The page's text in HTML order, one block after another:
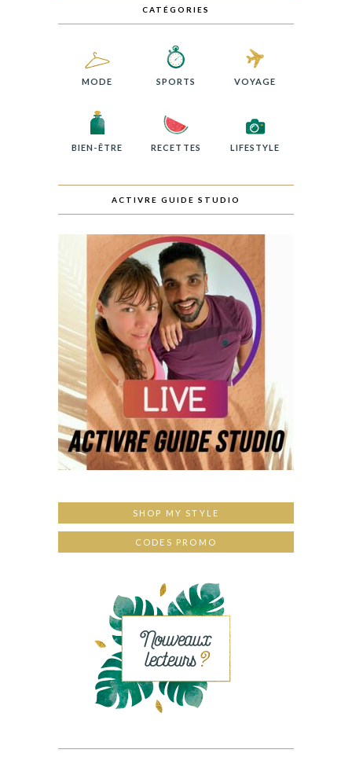
CATÉGORIES
MODE SPORTS VOYAGE
BIEN-ÊTRE RECETTES LIFESTYLE
ACTIVRE GUIDE STUDIO
SHOP MY STYLE
CODES PROMO